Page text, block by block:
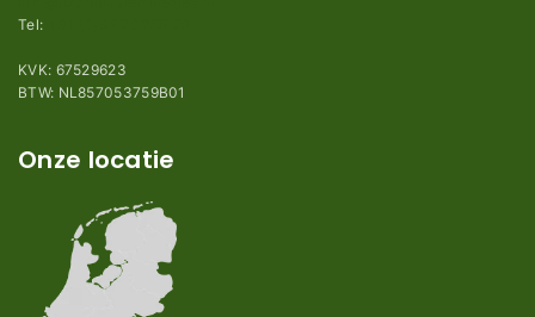
Tel:
KVK: 67529623
BTW: NL857053759B01
Onze locatie